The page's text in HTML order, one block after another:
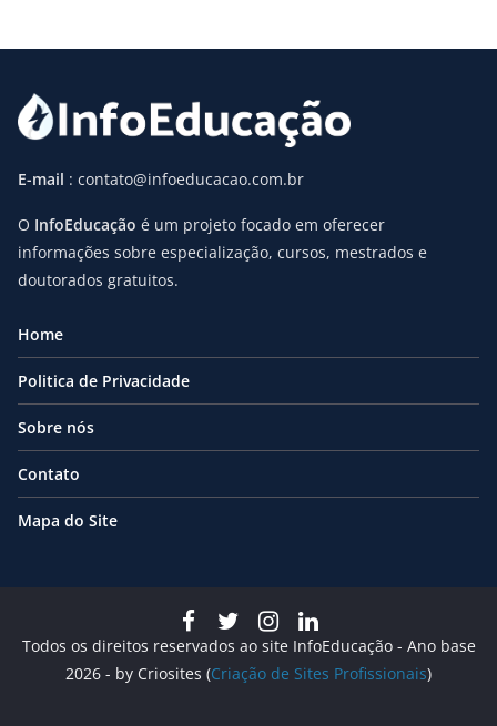
E-mail : contato@infoeducacao.com.br
O InfoEducação é um projeto focado em oferecer
informações sobre especialização, cursos, mestrados e
doutorados gratuitos.
Home
Politica de Privacidade
Sobre nós
Contato
Mapa do Site
Todos os direitos reservados ao site InfoEducação - Ano base
2026 - by Criosites (Criação de Sites Profissionais)